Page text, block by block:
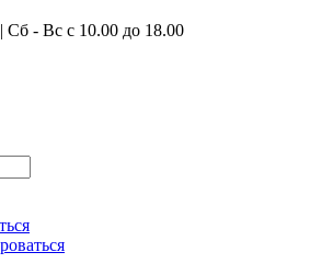
| Сб - Вс с 10.00 до 18.00